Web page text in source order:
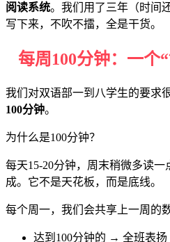
阅读系统。我们用了三年（时间
写下来，不吹不擂，全是干货。
每周100分钟：一个
我们对双语部一到八学生的要求
100分钟。
为什么是100分钟？
每天15-20分钟，周末稍微多读
成。它不是天花板，而是底线。
每个周一，我们会共享上一周的数
达到100分钟的 → 全班表扬